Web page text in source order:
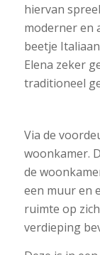
hiervan
moderner en
beetje
Elena zeker
traditioneel
Via de
woonkamer.
de
een muur en
ruimte op
verdieping